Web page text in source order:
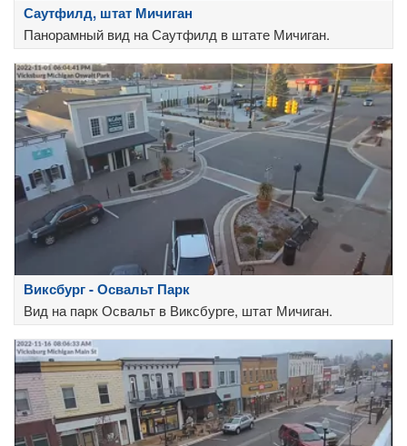
Саутфилд, штат Мичиган
Панорамный вид на Саутфилд в штате Мичиган.
Виксбург - Освальт Парк
Вид на парк Освальт в Виксбурге, штат Мичиган.